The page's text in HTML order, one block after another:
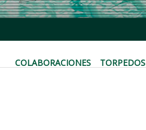
COLABORACIONES TORPEDOS